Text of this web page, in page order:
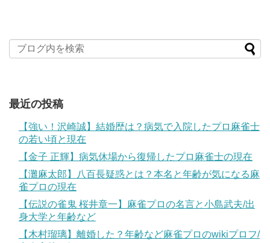
最近の投稿
【強い！沢崎誠】結婚歴は？病気で入院したプロ麻雀士
の若い頃と現在
【金子 正輝】病気休場から復帰したプロ麻雀士の現在
【灘麻太郎】八百長疑惑とは？本名と年齢が気になる麻
雀プロの現在
【伝説の雀鬼 桜井章一】麻雀プロの名言と小島武夫/出
身大学と年齢など
【木村瑠璃】離婚した？年齢など麻雀プロのwikiプロフ/